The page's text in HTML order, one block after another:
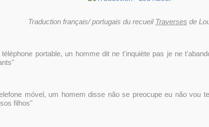
Traduction français/ portugais du recueil Traverses de
téléphone portable, un homme dit ne t'inquiète pas je ne
móvel, um homem disse não se preocupe eu não vou
filhos"